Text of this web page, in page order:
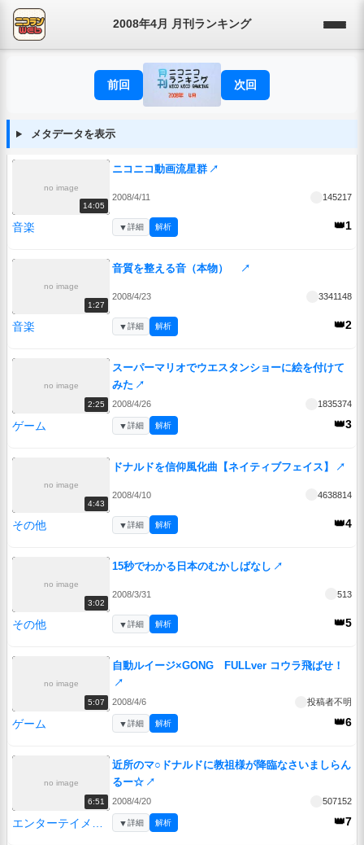
2008年4月 月刊ランキング
前回 次回
メタデータを表示
no image
14:05
ニコニコ動画流星群 ↗
2008/4/11 145217
音楽 👑1
▼詳細 解析
no image
1:27
音質を整える音（本物） ↗
2008/4/23 3341148
音楽 👑2
▼詳細 解析
no image
2:25
スーパーマリオでウエスタンショーに絵を付けて
みた ↗
2008/4/26 1835374
ゲーム 👑3
▼詳細 解析
no image
4:43
ドナルドを信仰風化曲【ネイティブフェイス】 ↗
2008/4/10 4638814
その他 👑4
▼詳細 解析
no image
3:02
15秒でわかる日本のむかしばなし ↗
2008/3/31 513
その他 👑5
▼詳細 解析
no image
5:07
自動ルイージ×GONG FULLver コウラ飛ばせ！
↗
2008/4/6 投稿者不明
ゲーム 👑6
▼詳細 解析
no image
6:51
近所のマ○ドナルドに教祖様が降臨なさいましらん
るー☆ ↗
2008/4/20 507152
👑7
▼詳細 解析